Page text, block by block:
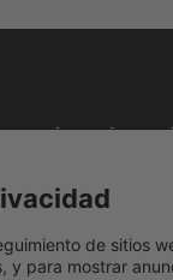
Youtube
Instagram
Legales
Términos y
Política de
de sitios
y para mostrar